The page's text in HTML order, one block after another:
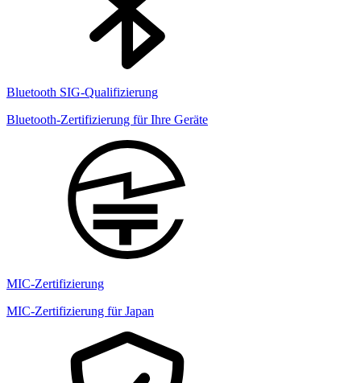
Bluetooth SIG-Qualifizierung
Bluetooth-Zertifizierung für Ihre Geräte
MIC-Zertifizierung
MIC-Zertifizierung für Japan